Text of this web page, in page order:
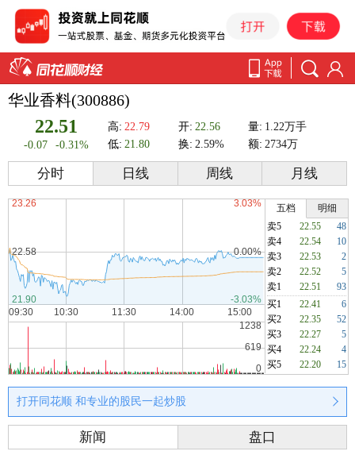
华业香料(300886)
22.51
-0.07 -0.31%
高: 22.79 开: 22.56 量: 1.22万手
低: 21.80 换: 2.59% 额: 2734万
分时 日线 周线 月线
五档
明细
卖5
22.55
48
卖4
22.54
10
卖3
22.53
2
卖2
22.52
5
卖1
22.51
93
买1
22.41
6
买2
22.35
52
买3
22.27
5
买4
22.24
4
买5
22.20 15
打开同花顺 和专业的股民一起炒股
新闻
盘口